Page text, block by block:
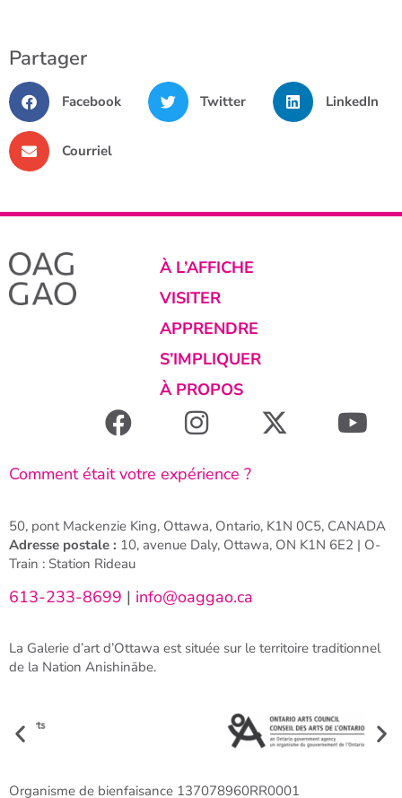
Partager
Facebook Twitter LinkedIn
Courriel
À L’AFFICHE
VISITER
APPRENDRE
S’IMPLIQUER
À PROPOS
Comment était votre expérience ?
50, pont Mackenzie King, Ottawa, Ontario, K1N 0C5, CANADA
Adresse postale : 10, avenue Daly, Ottawa, ON K1N 6E2 | O-
Train : Station Rideau
613-233-8699 | info@oaggao.ca
La Galerie d’art d’Ottawa est située sur le territoire traditionnel
de la Nation Anishinābe.
Organisme de bienfaisance 137078960RR0001